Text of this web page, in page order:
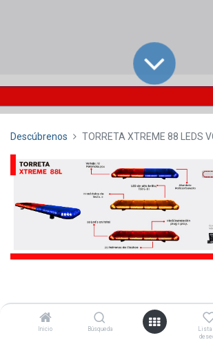
Inicio Búsqueda
Lista
Descúbrenos TORRETA XTREME 88 LEDS